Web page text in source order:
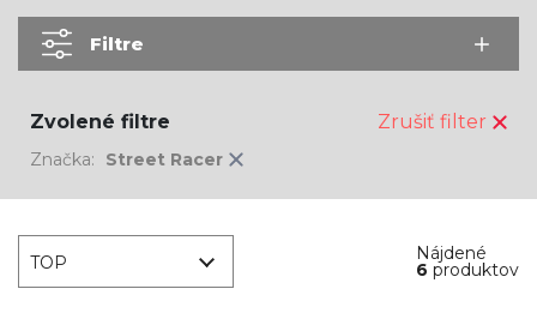
Filtre
Zvolené filtre
Značka: Street Racer
Zrušiť filter
Nájdené
6 produktov
TOP